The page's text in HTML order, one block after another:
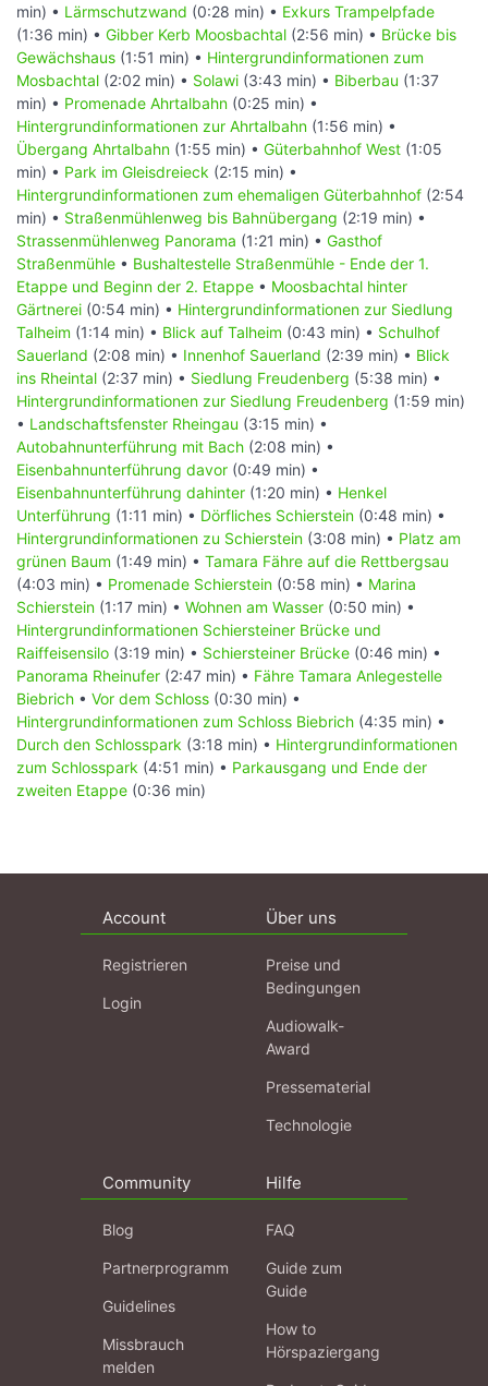
min) • Lärmschutzwand (0:28 min) • Exkurs Trampelpfade
(1:36 min) • Gibber Kerb Moosbachtal (2:56 min) • Brücke bis
Gewächshaus (1:51 min) • Hintergrundinformationen zum
Mosbachtal (2:02 min) • Solawi (3:43 min) • Biberbau (1:37
min) • Promenade Ahrtalbahn (0:25 min) •
Hintergrundinformationen zur Ahrtalbahn (1:56 min) •
Übergang Ahrtalbahn (1:55 min) • Güterbahnhof West (1:05
min) • Park im Gleisdreieck (2:15 min) •
Hintergrundinformationen zum ehemaligen Güterbahnhof (2:54
min) • Straßenmühlenweg bis Bahnübergang (2:19 min) •
Strassenmühlenweg Panorama (1:21 min) • Gasthof
Straßenmühle • Bushaltestelle Straßenmühle - Ende der 1.
Etappe und Beginn der 2. Etappe • Moosbachtal hinter
Gärtnerei (0:54 min) • Hintergrundinformationen zur Siedlung
Talheim (1:14 min) • Blick auf Talheim (0:43 min) • Schulhof
Sauerland (2:08 min) • Innenhof Sauerland (2:39 min) • Blick
ins Rheintal (2:37 min) • Siedlung Freudenberg (5:38 min) •
Hintergrundinformationen zur Siedlung Freudenberg (1:59 min)
• Landschaftsfenster Rheingau (3:15 min) •
Autobahnunterführung mit Bach (2:08 min) •
Eisenbahnunterführung davor (0:49 min) •
Eisenbahnunterführung dahinter (1:20 min) • Henkel
Unterführung (1:11 min) • Dörfliches Schierstein (0:48 min) •
Hintergrundinformationen zu Schierstein (3:08 min) • Platz am
grünen Baum (1:49 min) • Tamara Fähre auf die Rettbergsau
(4:03 min) • Promenade Schierstein (0:58 min) • Marina
Schierstein (1:17 min) • Wohnen am Wasser (0:50 min) •
Hintergrundinformationen Schiersteiner Brücke und
Raiffeisensilo (3:19 min) • Schiersteiner Brücke (0:46 min) •
Panorama Rheinufer (2:47 min) • Fähre Tamara Anlegestelle
Biebrich • Vor dem Schloss (0:30 min) •
Hintergrundinformationen zum Schloss Biebrich (4:35 min) •
Durch den Schlosspark (3:18 min) • Hintergrundinformationen
zum Schlosspark (4:51 min) • Parkausgang und Ende der
zweiten Etappe (0:36 min)
Account
Registrieren
Login
Über uns
Preise und
Bedingungen
Audiowalk-
Award
Pressematerial
Technologie
Community
Blog
Partnerprogramm
Guidelines
Missbrauch
melden
Hilfe
FAQ
Guide zum
Guide
How to
Hörspaziergang